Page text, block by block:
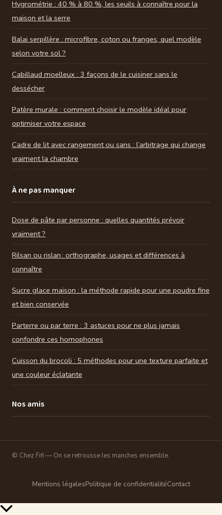
Hygrométrie : 40 % à 80 %, les seuils à connaître pour la
maison et la serre
Balai serpillère : microfibre, coton ou franges, quel modèle
selon votre sol ?
Cabillaud moelleux : 3 façons de le cuisiner sans le
dessécher
Patère murale : comment choisir le modèle idéal pour
optimiser votre espace
Cadre de lit avec rangement ou sans : l’arbitrage qui change
vraiment la chambre
À ne pas manquer
Dose de pâte par personne : quelles quantités prévoir
vraiment ?
Rilsan ou rislan : orthographe, usages et différences à
connaître
Sucre glace maison : la méthode rapide pour une poudre fine
et bien conservée
Parterre ou par terre : 3 astuces pour ne plus jamais
confondre ces homophones
Cuisson du brocoli : 5 méthodes pour une texture parfaite et
une couleur éclatante
Nos amis
© Chez Fifi — On se retrousse les manches ensemble.
Mentions légalesPolitique de confidentialitéContact